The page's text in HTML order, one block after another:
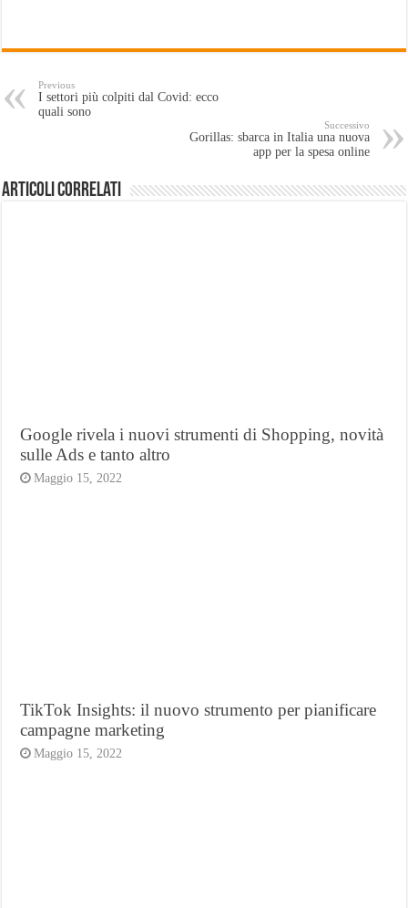
Previous
I settori più colpiti dal Covid: ecco
quali sono
Successivo
Gorillas: sbarca in Italia una nuova
app per la spesa online
Articoli Correlati
Google rivela i nuovi strumenti di Shopping, novità
sulle Ads e tanto altro
Maggio 15, 2022
TikTok Insights: il nuovo strumento per pianificare
campagne marketing
Maggio 15, 2022